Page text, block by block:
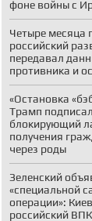
фоне войны с
Четыре месяца
российский
передавал
противника и
«Остановка
Трамп подписал
блокирующий
получения
через роды
Зеленский
«специальной
операции»:
российский ВПК